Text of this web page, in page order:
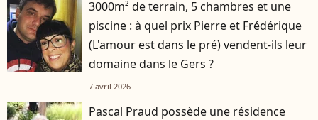
3000m² de terrain, 5 chambres et une
piscine : à quel prix Pierre et Frédérique
(L'amour est dans le pré) vendent-ils leur
domaine dans le Gers ?
7 avril 2026
Pascal Praud possède une résidence